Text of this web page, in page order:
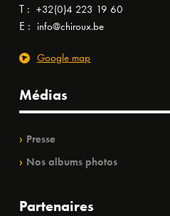
T : +32(0)4 223 19 60
E : info@chiroux.be
Google map
Médias
Presse
Nos albums photos
Partenaires